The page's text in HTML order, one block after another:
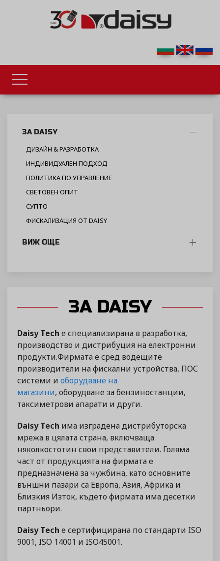
ЗА DAISY
ДИЗАЙН & РАЗРАБОТКА
ИНДИВИДУАЛЕН ПОДХОД
ПОЛИТИКА ПО УПРАВЛЕНИЕ
СВЕТОВЕН ОПИТ
СУПТО
ФИСКАЛИЗАЦИЯ ОТ DAISY
ВИЖ ОЩЕ
ЗА DAISY
Daisy Tech е специализирана в разработка,
производство и дистрибуция на електронни
продукти.Фирмата е сред водещите
производители на фискални устройства, ПОС
системи и оборудване на
магазини, оборудване за бензиностанции,
таксиметрови апарати и други.
Daisy Tech има изградена дистрибуторска
мрежа в цялата страна, включваща
няколкостотин свои представители. Голяма
част от продукцията на фирмата е
предназначена за чужбина, като основните
външни пазари са Европа, Азия, Африка и
Близкия Изток, където фирмата има десетки
партньори.
Daisy Tech е сертифицирана по стандарти ISO
9001, ISO 14001 и ISO45001.